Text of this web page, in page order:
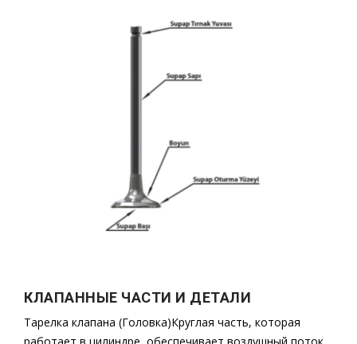
КЛАПАННЫЕ ЧАСТИ И ДЕТАЛИ
Тарелка клапана (Головка)Круглая часть, которая